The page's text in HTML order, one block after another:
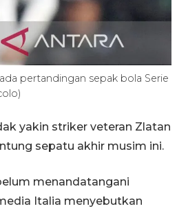
pertandingan sepak bola Serie
yakin striker veteran Zlatan
sepatu akhir musim ini.
menandatangani
Italia menyebutkan